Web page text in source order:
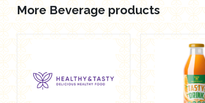
EGP38.95 EGP25.00
Add to cart
More Beverage products